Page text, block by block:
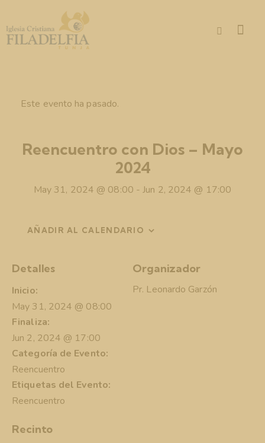
Este evento ha pasado.
Reencuentro con Dios – Mayo
2024
May 31, 2024 @ 08:00 -Jun 2, 2024 @ 17:00
AÑADIR AL CALENDARIO
Detalles
Inicio:
May 31, 2024 @ 08:00
Finaliza:
Jun 2, 2024 @ 17:00
Categoría de Evento:
Reencuentro
Etiquetas del Evento:
Reencuentro
Organizador
Pr. Leonardo Garzón
Recinto